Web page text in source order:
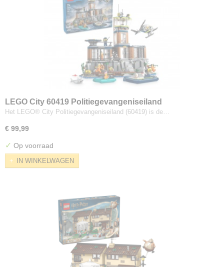
LEGO City 60419 Politiegevangeniseiland
Het LEGO® City Politiegevangeniseiland (60419) is de…
€ 99,99
✓ Op voorraad
IN WINKELWAGEN